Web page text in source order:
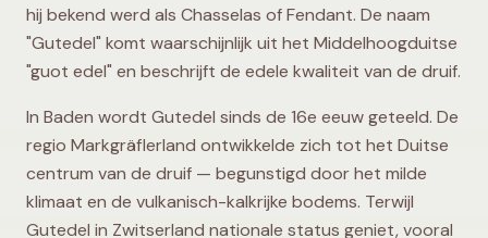
hij bekend werd als Chasselas of Fendant. De naam
"Gutedel" komt waarschijnlijk uit het Middelhoogduitse
"guot edel" en beschrijft de edele kwaliteit van de druif.
In Baden wordt Gutedel sinds de 16e eeuw geteeld. De
regio Markgräflerland ontwikkelde zich tot het Duitse
centrum van de druif — begunstigd door het milde
klimaat en de vulkanisch-kalkrijke bodems. Terwijl
Gutedel in Zwitserland nationale status geniet, vooral